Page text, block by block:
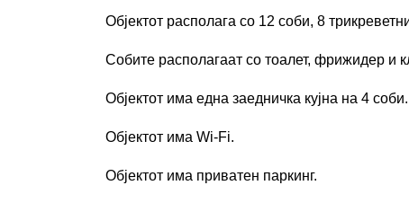
Објектот располага со 12 соби, 8
Собите располагаат со тоалет, фрижидер и
Објектот има една заедничка кујна на 4 соби.
Објектот има Wi-Fi.
Објектот има приватен паркинг.